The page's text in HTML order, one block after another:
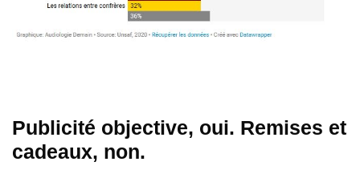
Publicité objective, oui. Remises et
cadeaux, non.